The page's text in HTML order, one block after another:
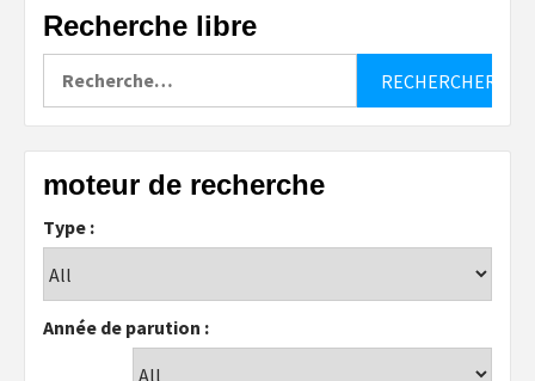
Recherche libre
moteur de recherche
Type :
Année de parution :